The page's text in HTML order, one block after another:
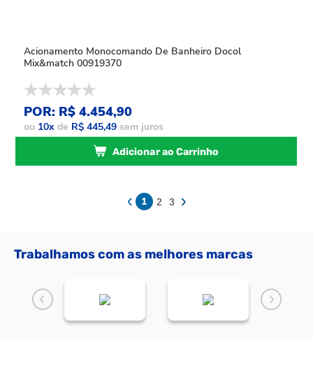
Acionamento Monocomando De Banheiro Docol
Mix&match 00919370
POR: R$ 4.454,90
ou 10x de R$ 445,49 sem juros
Adicionar ao Carrinho
1 2 3
Trabalhamos com as melhores marcas